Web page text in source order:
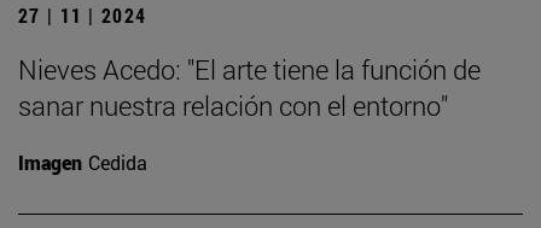
27 | 11 | 2024
Nieves Acedo: "El arte tiene la función de
sanar nuestra relación con el entorno"
Imagen Cedida